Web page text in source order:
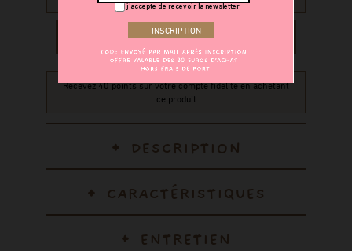
AJOUTER AU PANIER
Recevez 40 points sur votre compte fidélité en achetant
ce produit
DESCRIPTION
CARACTÉRISTIQUES
ENTRETIEN
j'accepte de recevoir la newsletter